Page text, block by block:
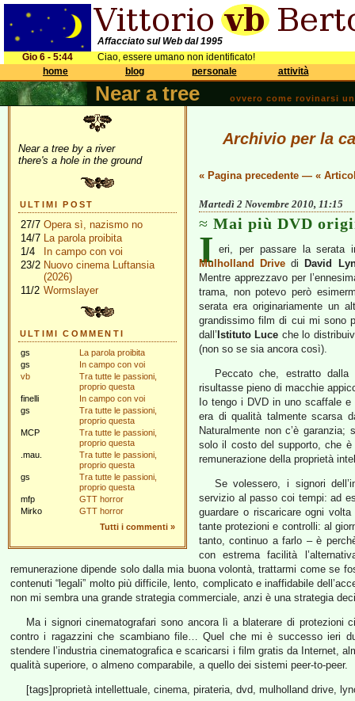
Affacciato sul Web dal 1995
Gio 6 - 5:44
Ciao, essere umano non identificato!
home
blog personale attività
Near a tree ovvero come rovinarsi
Near a tree by a river
there's a hole in the ground
ULTIMI POST
27/7 Opera sì, nazismo no
14/7 La parola proibita
1/4
In campo con voi
23/2 Nuovo cinema Luftansia
(2026)
11/2 Wormslayer
ULTIMI COMMENTI
gs
La parola proibita
gs
In campo con voi
vb
Tra tutte le passioni,
proprio questa
finelli
In campo con voi
gs
Tra tutte le passioni,
proprio questa
MCP
Tra tutte le passioni,
proprio questa
.mau.
Tra tutte le passioni,
proprio questa
gs
Tra tutte le passioni,
proprio questa
mfp
GTT horror
Mirko
GTT horror
Tutti i commenti »
Archivio per la
« Pagina precedente — «
Martedì 2 Novembre 2010, 11:15
Mai più DVD
I eri, per passare la serata
Mulholland Drive di
David
Mentre apprezzavo per
trama, non potevo però
serata era originariamente un
grandissimo film di cui mi sono
dall’ Istituto Luce che lo
(non so se sia ancora così).
Peccato che, estratto
risultasse pieno di macchie
Io tengo i DVD in uno scaffale
era di qualità talmente scarsa
Naturalmente non c’è
solo il costo del supporto, che è
remunerazione della proprietà
Se volessero, i signori
servizio al passo coi tempi: ad
guardare o riscaricare ogni
tante protezioni e controlli: al
tanto, continuo a farlo – è
con estrema facilità
remunerazione dipende solo dalla mia buona volontà, trattarmi come se
contenuti “legali” molto più difficile, lento, complicato e inaffidabile
non mi sembra una grande strategia commerciale, anzi è una strategia
Ma i signori cinematografari sono ancora lì a blaterare di protezioni
contro i ragazzini che scambiano file… Quel che mi è successo ieri
stendere l’industria cinematografica e scaricarsi i film gratis da Internet,
qualità superiore, o almeno comparabile, a quello dei sistemi peer-to-peer.
[tags]proprietà intellettuale, cinema, pirateria, dvd, mulholland drive,